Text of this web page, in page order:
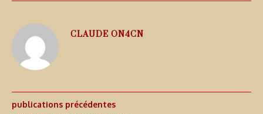
CLAUDE ON4CN
publications précédentes